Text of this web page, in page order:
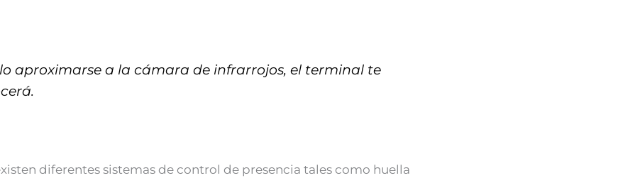
aproximarse a la cámara de infrarrojos, el terminal te
diferentes sistemas de control de presencia tales como huella